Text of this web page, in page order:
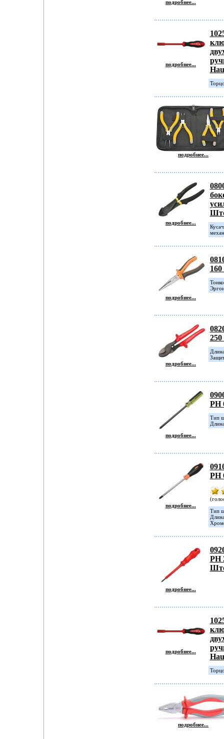
подробнее...
подробнее...
подробнее...
подробнее...
подробнее...
подробнее...
подробнее...
PH
Тип
подробнее...
PH
Тип
подробнее...
PH
подробнее...
подробнее...